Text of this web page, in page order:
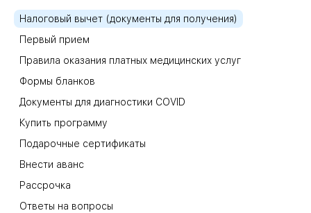
Налоговый вычет (документы для получения)
Первый прием
Правила оказания платных медицинских услуг
Формы бланков
Документы для диагностики COVID
Купить программу
Подарочные сертификаты
Внести аванс
Рассрочка
Ответы на вопросы